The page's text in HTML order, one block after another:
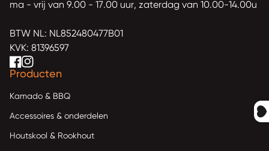
ma - vrij van 9.00 - 17.00 uur, zaterdag van 10.00-14.00u
BTW NL: NL852480477B01
KVK: 81396597
Facebook
(link opent in nieuw tabblad/venster)
(link opent in nieuw tabblad/venster)
Instagram
(link opent in nieuw tabblad/venster)
(link opent in nieuw tabblad/venster)
Producten
Kamado & BBQ
Accessoires & onderdelen
Houtskool & Rookhout